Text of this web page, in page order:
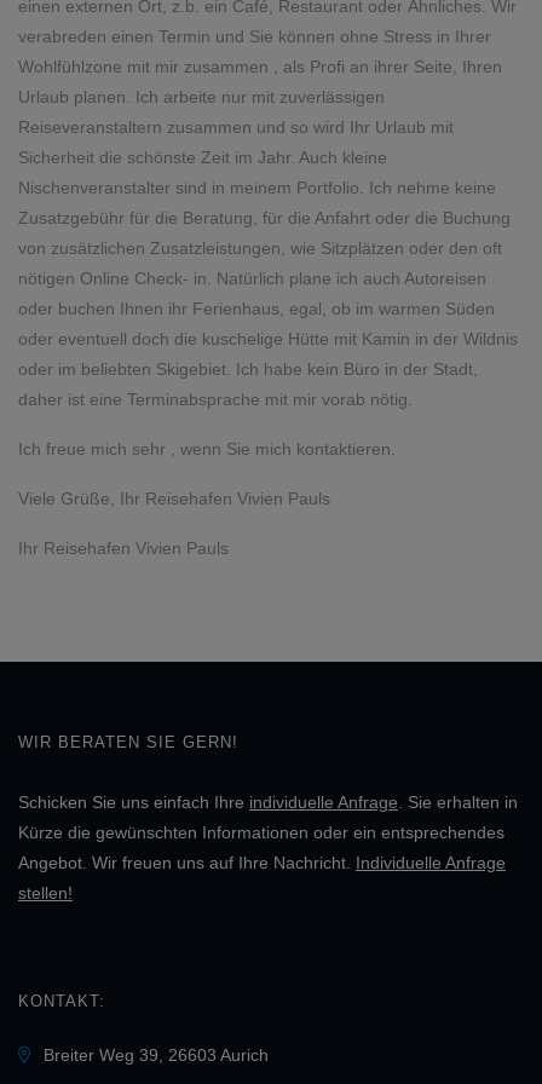
einen externen Ort, z.b. ein Café, Restaurant oder Ähnliches. Wir
verabreden einen Termin und Sie können ohne Stress in Ihrer
Wohlfühlzone mit mir zusammen , als Profi an ihrer Seite, Ihren
Urlaub planen. Ich arbeite nur mit zuverlässigen
Reiseveranstaltern zusammen und so wird Ihr Urlaub mit
Sicherheit die schönste Zeit im Jahr. Auch kleine
Nischenveranstalter sind in meinem Portfolio. Ich nehme keine
Zusatzgebühr für die Beratung, für die Anfahrt oder die Buchung
von zusätzlichen Zusatzleistungen, wie Sitzplätzen oder den oft
nötigen Online Check- in. Natürlich plane ich auch Autoreisen
oder buchen Ihnen ihr Ferienhaus, egal, ob im warmen Süden
oder eventuell doch die kuschelige Hütte mit Kamin in der Wildnis
oder im beliebten Skigebiet. Ich habe kein Büro in der Stadt,
daher ist eine Terminabsprache mit mir vorab nötig.
Ich freue mich sehr , wenn Sie mich kontaktieren.
Viele Grüße, Ihr Reisehafen Vivien Pauls
​​​​​​​ Ihr Reisehafen Vivien Pauls
WIR BERATEN SIE GERN!
Schicken Sie uns einfach Ihre individuelle Anfrage. Sie erhalten in
Kürze die gewünschten Informationen oder ein entsprechendes
Angebot. Wir freuen uns auf Ihre Nachricht. Individuelle Anfrage
stellen!
KONTAKT:
Breiter Weg 39, 26603 Aurich